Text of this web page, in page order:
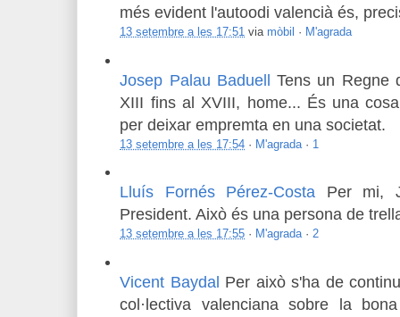
més evident l'autoodi valencià és,
13 setembre a les 17:51 via mòbil · M'agrada
Josep Palau Baduell Tens un Regne
XIII fins al XVIII, home... És una
per deixar empremta en una societat.
13 setembre a les 17:54 · M'agrada · 1
Lluís Fornés Pérez-Costa
Per mi,
President. Això és una persona de
13 setembre a les 17:55 · M'agrada·2
Vicent Baydal Per això s'ha de
col·lectiva valenciana sobre la